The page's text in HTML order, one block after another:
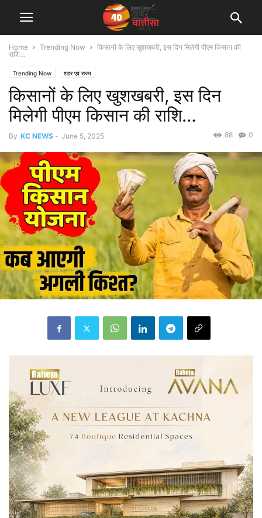
Home Trending Now
किसानों के लिए खुशखबरी, इस दिन मिलेगी पीएम किसान की
राशि…
Trending Now शहर एवं राज्य
किसानों के लिए खुशखबरी, इस दिन
मिलेगी पीएम किसान की राशि…
By KC NEWS - June 5, 2025 0
88